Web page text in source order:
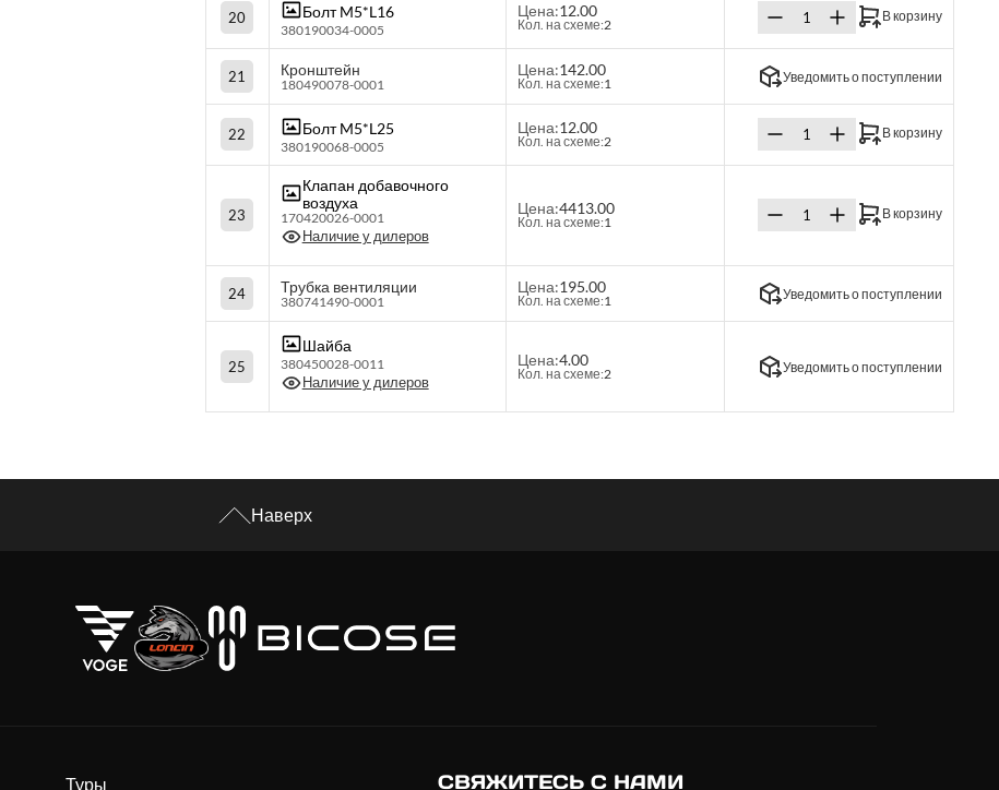
20 Болт M5*L16
380190034-0005
Цена:12.00
Кол. на схеме:2
В корзину
21 Кронштейн
180490078-0001
Цена:142.00
Кол. на схеме:1 Уведомить о поступлении
22 Болт M5*L25
380190068-0005
Цена:12.00
Кол. на схеме:2
В корзину
23
Клапан добавочного
воздуха
170420026-0001
Наличие у дилеров
Цена:4413.00
Кол. на схеме:1
В корзину
24 Трубка вентиляции
380741490-0001
Цена:195.00
Кол. на схеме:1 Уведомить о поступлении
25
Шайба
380450028-0011
Наличие у дилеров
Цена:4.00
Кол. на схеме:2 Уведомить о поступлении
Наверх
Туры СВЯЖИТЕСЬ С НАМИ